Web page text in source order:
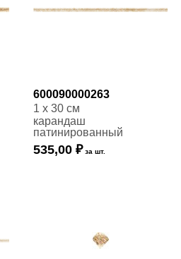
600090000263
1 x 30 см
карандаш
патинированный
535,00 ₽ за шт.